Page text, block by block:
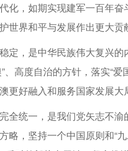
化，如期实现建军一百年
世界和平与发展作出更大贡
定，是中华民族伟大复兴
”、高度自治的方针，落实“
更好融入和服务国家发展大
全统一，是我们党矢志不
略，坚持一个中国原则和“